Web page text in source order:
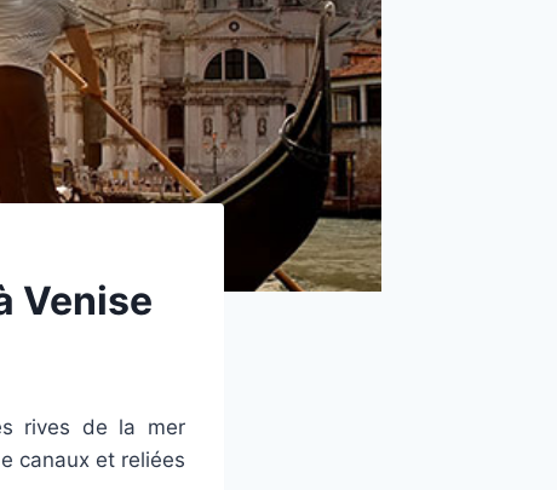
Venise
rives de la mer
canaux et reliées